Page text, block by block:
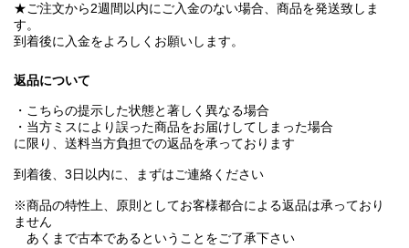
★ご注文から2週間以内にご入金のない場合、商品を発送致しま
す。
到着後に入金をよろしくお願いします。
返品について
・こちらの提示した状態と著しく異なる場合
・当方ミスにより誤った商品をお届けしてしまった場合
に限り、送料当方負担での返品を承っております
到着後、3日以内に、まずはご連絡ください
※商品の特性上、原則としてお客様都合による返品は承っており
ません
あくまで古本であるということをご了承下さい